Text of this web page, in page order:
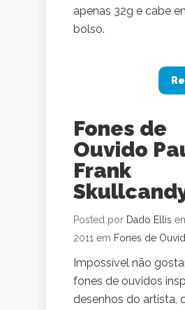
apenas 32g e cabe
bolso.
Fones de
Ouvido
Frank
Posted por Dado Ellis
2011 em Fones de
Impossível não
fones de ouvidos
desenhos do artista,